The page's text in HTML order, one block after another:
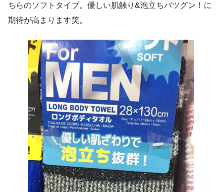
ちらのソフトタイプ。優しい肌触り&泡立ちバツグン！に
期待が高まります笑。